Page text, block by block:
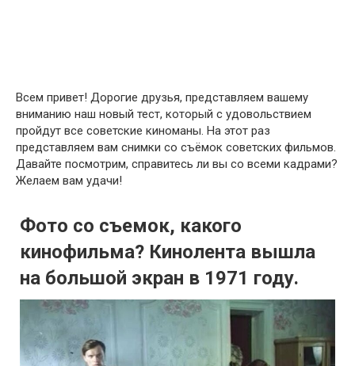
Всем привет! Дорогие друзья, представляем вашему
вниманию наш новый тест, который с удовольствием
пройдут все советские киноманы. На этот раз
представляем вам снимки со съёмок советских фильмов.
Давайте посмотрим, справитесь ли вы со всеми кадрами?
Желаем вам удачи!
Фото со съемок, какого
кинофильма? Кинолента вышла
на большой экран в 1971 году.